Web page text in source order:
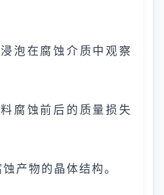
泡在腐蚀介质中观察
腐蚀前后的质量损失
产物的晶体结构。